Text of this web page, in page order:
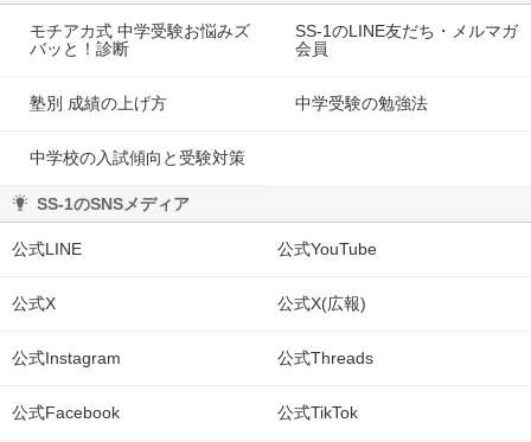
モチアカ式 中学受験お悩みズ
バッと！診断
SS-1のLINE友だち・メルマガ
会員
塾別 成績の上げ方 中学受験の勉強法
中学校の入試傾向と受験対策
SS-1のSNSメディア
公式LINE 公式YouTube
公式X 公式X(広報)
公式Instagram 公式Threads
公式Facebook 公式TikTok